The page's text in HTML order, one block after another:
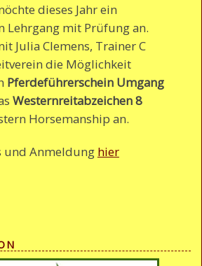
dieses Jahr ein
Lehrgang mit Prüfung an.
Julia Clemens, Trainer C
die Möglichkeit
Pferdeführerschein Umgang
Westernreitabzeichen 8
Horsemanship an.
und Anmeldung hier